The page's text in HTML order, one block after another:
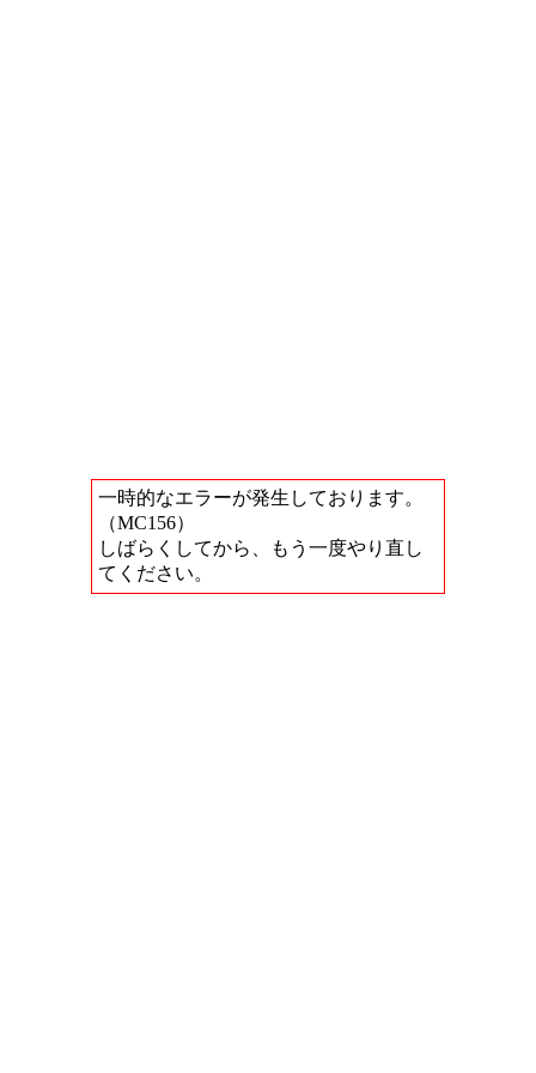
一時的なエラーが発生しております。
（MC156）
しばらくしてから、もう一度やり直し
てください。